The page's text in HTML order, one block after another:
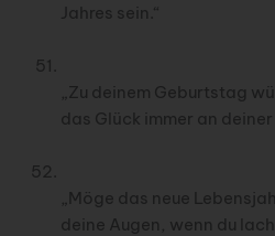
Jahres sein.“
„Zu deinem Geburtstag
das Glück immer an
„Möge das neue
deine Augen, wenn du